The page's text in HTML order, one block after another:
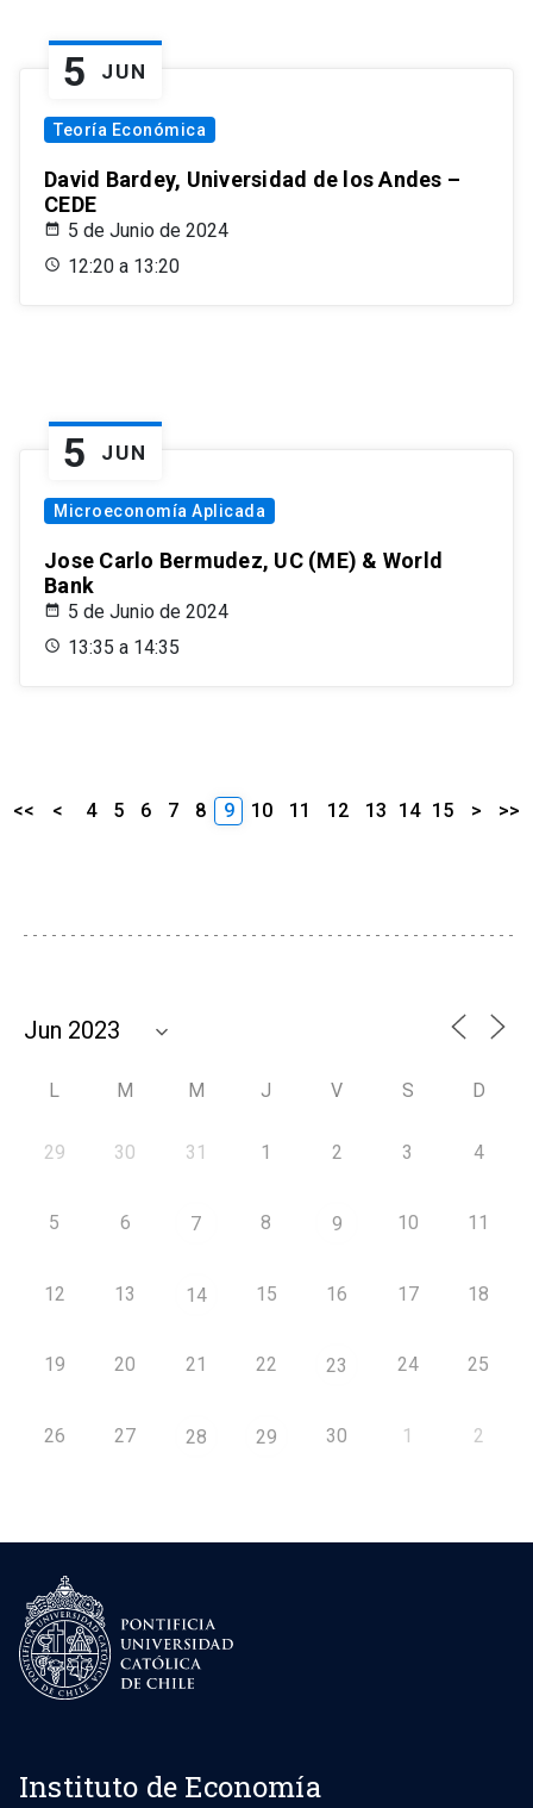
5 JUN
Teoría Económica
David Bardey, Universidad de los Andes –
CEDE
5 de Junio de 2024
12:20 a 13:20
5 JUN
Microeconomía Aplicada
Jose Carlo Bermudez, UC (ME) & World
Bank
5 de Junio de 2024
13:35 a 14:35
<< < 4 5 6 7 8 9 10 11 12 13 14 15 > >>
L M M J V S D
29 30 31 1 2 3 4
5 6 7 8 9 10 11
12 13 14 15 16 17 18
19 20 21 22 23 24 25
26 27 28 29 30 1 2
Instituto de Economía